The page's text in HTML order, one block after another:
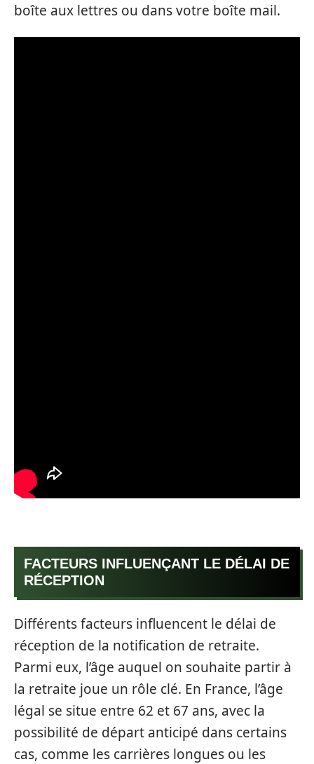
boîte aux lettres ou dans votre boîte mail.
FACTEURS INFLUENÇANT LE DÉLAI DE
RÉCEPTION
Différents facteurs influencent le délai de
réception de la notification de retraite.
Parmi eux, l’âge auquel on souhaite partir à
la retraite joue un rôle clé. En France, l’âge
légal se situe entre 62 et 67 ans, avec la
possibilité de départ anticipé dans certains
cas, comme les carrières longues ou les